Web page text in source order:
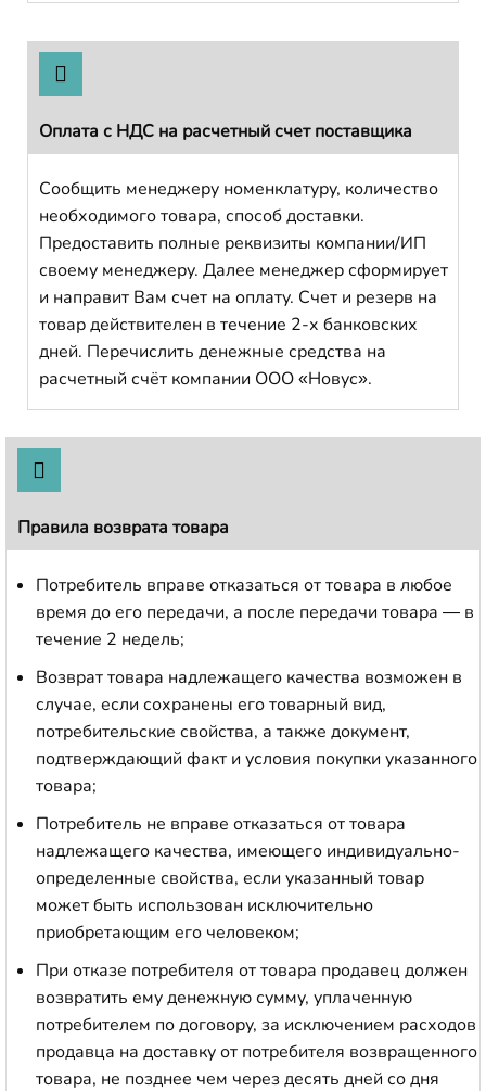
Оплата с НДС на расчетный счет поставщика
Сообщить менеджеру номенклатуру, количество
необходимого товара, способ доставки.
Предоставить полные реквизиты компании/ИП
своему менеджеру. Далее менеджер сформирует
и направит Вам счет на оплату. Счет и резерв на
товар действителен в течение 2-х банковских
дней. Перечислить денежные средства на
расчетный счёт компании ООО «Новус».
Правила возврата товара
Потребитель вправе отказаться от товара в любое
время до его передачи, а после передачи товара — в
течение 2 недель;
Возврат товара надлежащего качества возможен в
случае, если сохранены его товарный вид,
потребительские свойства, а также документ,
подтверждающий факт и условия покупки указанного
товара;
Потребитель не вправе отказаться от товара
надлежащего качества, имеющего индивидуально-
определенные свойства, если указанный товар
может быть использован исключительно
приобретающим его человеком;
При отказе потребителя от товара продавец должен
возвратить ему денежную сумму, уплаченную
потребителем по договору, за исключением расходов
продавца на доставку от потребителя возвращенного
товара, не позднее чем через десять дней со дня